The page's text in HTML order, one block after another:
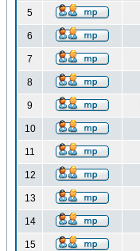
5
6
7
8
9
10
11
12
13
14
15